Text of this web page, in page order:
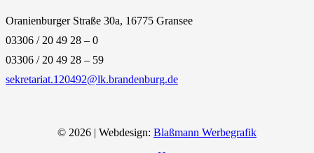
Oranienburger Straße 30a, 16775 Gransee
03306 / 20 49 28 – 0
03306 / 20 49 28 – 59
sekretariat.120492@lk.brandenburg.de
© 2026 | Webdesign: Blaßmann Werbegrafik